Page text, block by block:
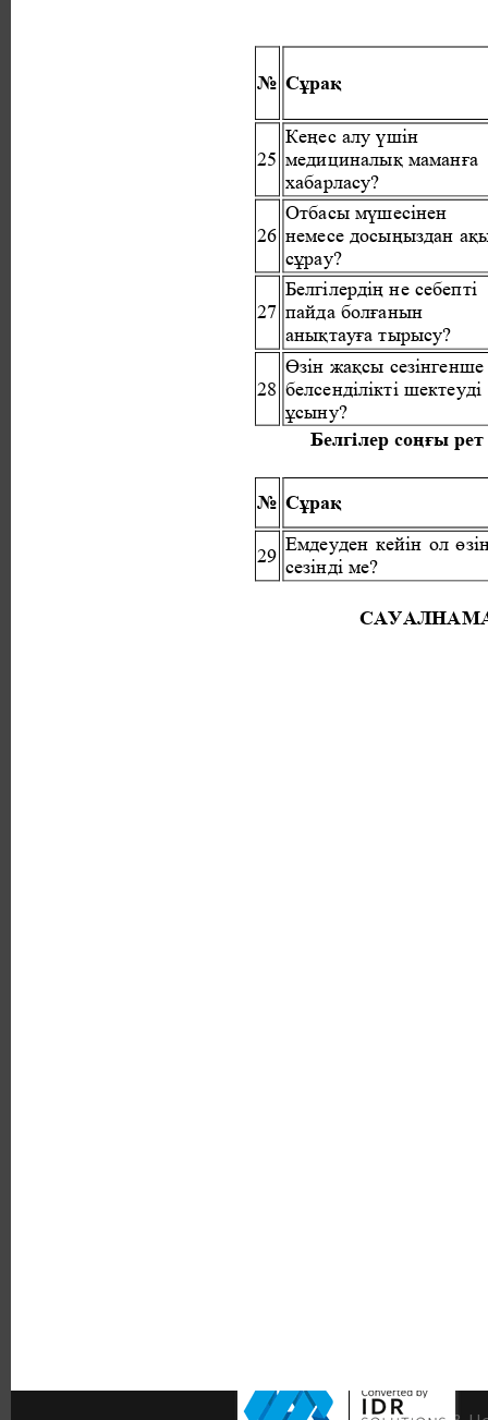
№ Сұрақ
25
Кеңес алу үшін
медициналық маманға
хабарласу?
26
Отбасы мүшесінен
немесе досыңыздан
сұрау?
27
Белгілердің не себепті
пайда болғанын
анықтауға тырысу?
28
Өзін жақсы
белсенділікті шектеуді
ұсыну?
Белгілер соңғы рет
№ Сұрақ
29
Емдеуден кейін ол
сезінді ме?